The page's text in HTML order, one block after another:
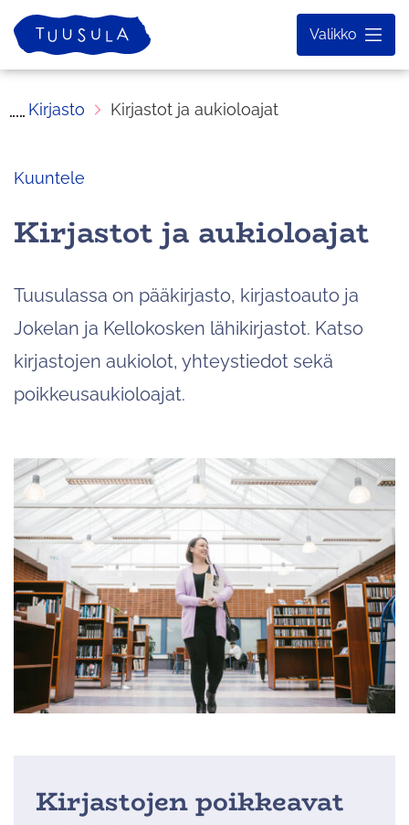
Siirry
sisältöön
Etusivu
Valikko
Kirjasto Kirjastot ja aukioloajat
Kuuntele
Kirjastot ja aukioloajat
Tuusulassa on pääkirjasto, kirjastoauto ja
Jokelan ja Kellokosken lähikirjastot. Katso
kirjastojen aukiolot, yhteystiedot sekä
poikkeusaukioloajat.
Kirjastojen poikkeavat